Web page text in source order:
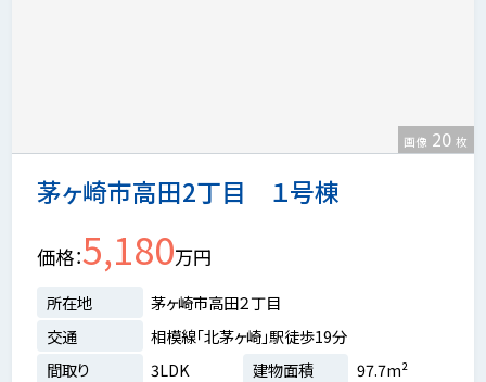
茅ヶ崎市高田2丁目 １号棟
画像 20 枚
価格 5,180万円
所在地
茅ヶ崎市高田２丁目
交通
相模線「北茅ヶ崎」駅徒歩19分
間取り
3LDK 建物面積
97.7m²